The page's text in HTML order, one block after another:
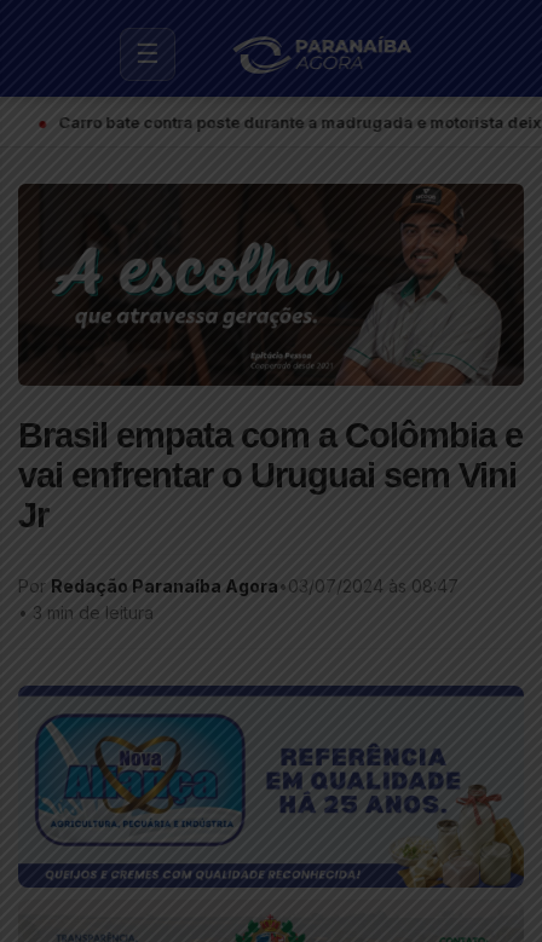
☰
bate contra poste durante a madrugada e motorista deixa o local
Brasil empata com a Colômbia e
vai enfrentar o Uruguai sem Vini
Jr
Por Redação Paranaíba Agora•03/07/2024 às 08:47
• 3 min de leitura